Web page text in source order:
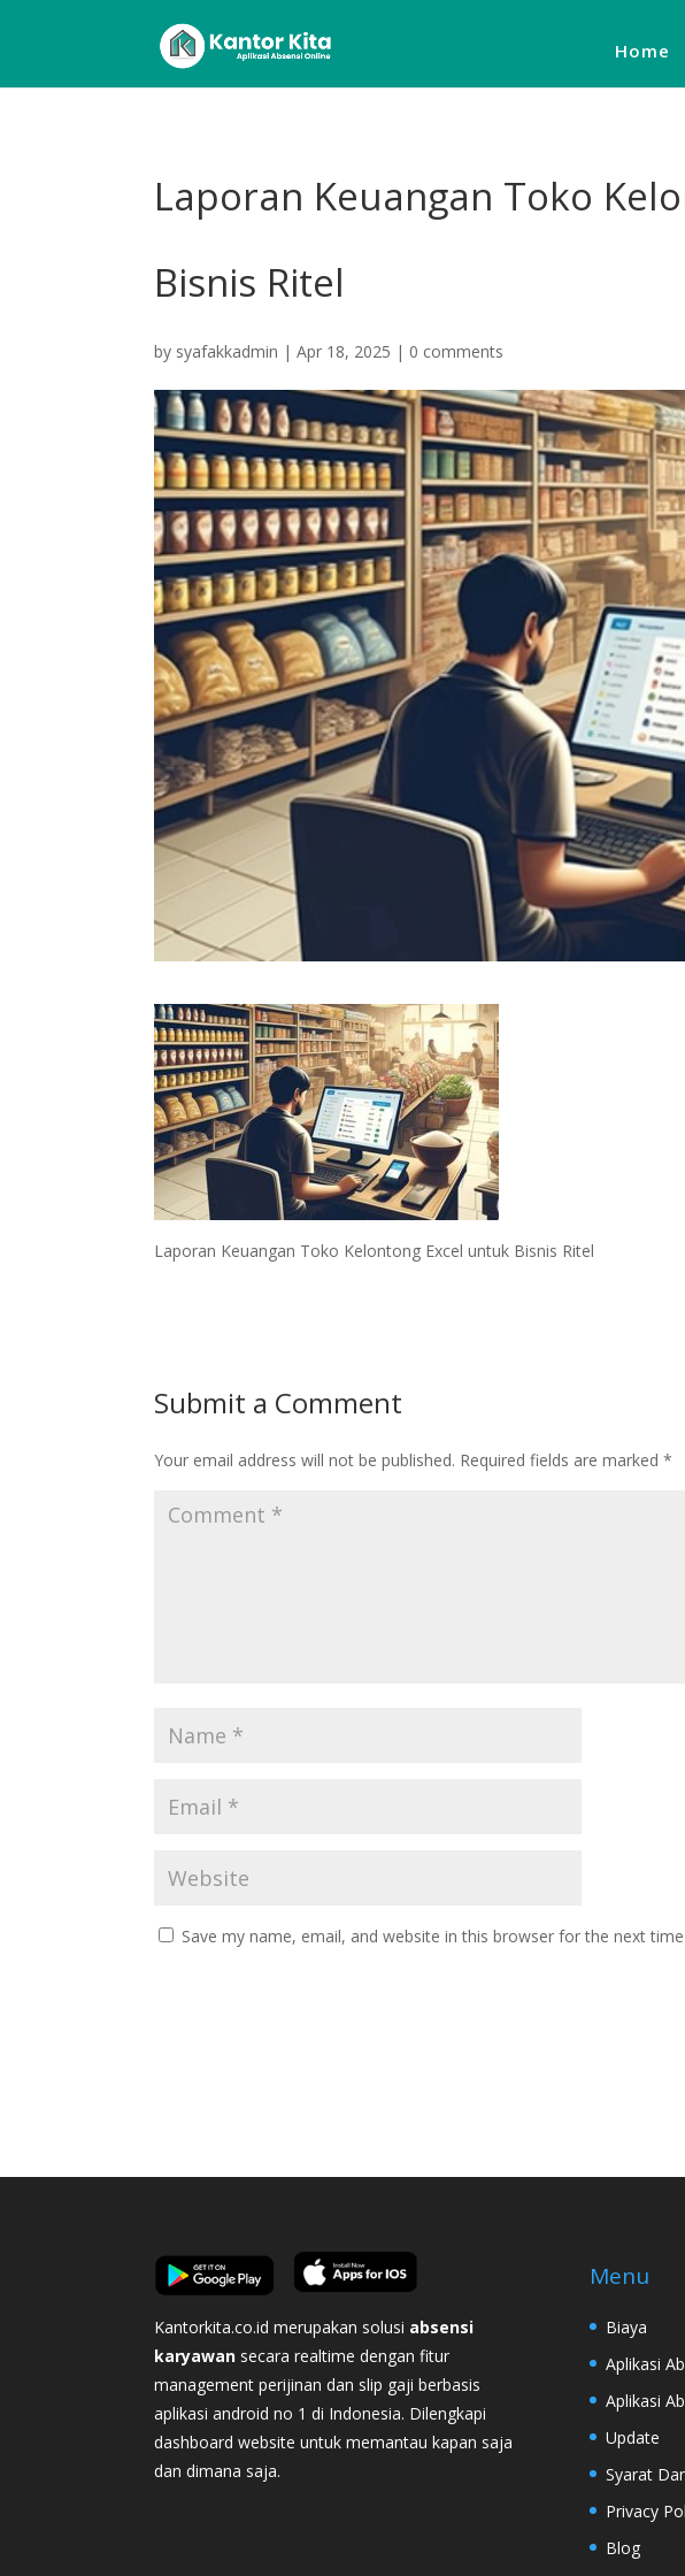
Home
Laporan Keuangan Toko
Bisnis Ritel
by syafakkadmin |Apr 18, 2025 | 0 comments
Laporan Keuangan Toko Kelontong Excel untuk Bisnis Ritel
Submit a Comment
Your email address will not be published. Required fields are marked*
Save my name, email, and website in this browser for the next
Kantorkita.co.id merupakan solusi absensi
karyawan secara realtime dengan fitur
management perijinan dan slip gaji berbasis
aplikasi android no 1 di Indonesia. Dilengkapi
dashboard website untuk memantau kapan saja
dan dimana saja.
Menu
Biaya
Aplikasi
Aplikasi
Update
Syarat
Privacy
Blog